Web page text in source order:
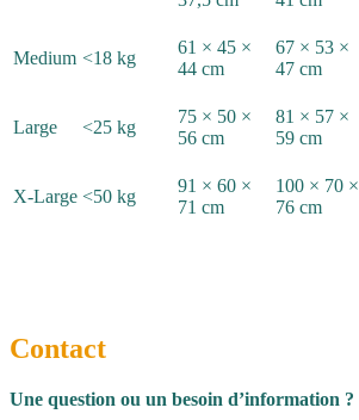
Medium <18 kg
61 × 45 ×
44 cm
67 × 53 ×
47 cm
Large <25 kg
75 × 50 ×
56 cm
81 × 57 ×
59 cm
X‑Large <50 kg
91 × 60 ×
71 cm
100 × 70 ×
76 cm
Contact
Une question ou un besoin d’information ?